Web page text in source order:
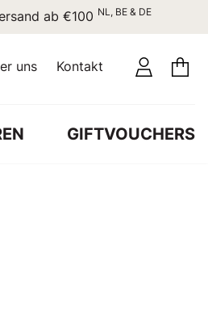
ab €100 NL, BE & DE
uns Kontakt
GIFTVOUCHERS